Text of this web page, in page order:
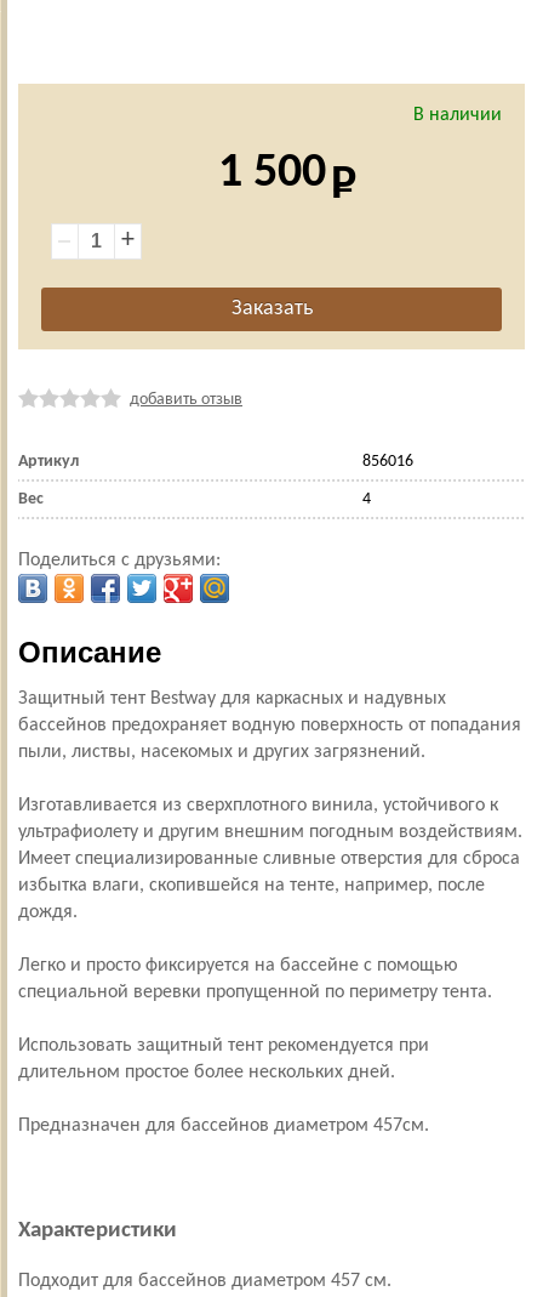
В наличии
1 500
+
добавить отзыв
Артикул 856016
Вес 4
Поделиться с друзьями:
Описание
Защитный тент Bestway для каркасных и надувных
бассейнов предохраняет водную поверхность от попадания
пыли, листвы, насекомых и других загрязнений.
Изготавливается из сверхплотного винила, устойчивого к
ультрафиолету и другим внешним погодным воздействиям.
Имеет специализированные сливные отверстия для сброса
избытка влаги, скопившейся на тенте, например, после
дождя.
Легко и просто фиксируется на бассейне с помощью
специальной веревки пропущенной по периметру тента.
Использовать защитный тент рекомендуется при
длительном простое более нескольких дней.
Предназначен для бассейнов диаметром 457см.
Характеристики
Подходит для бассейнов диаметром 457 см.